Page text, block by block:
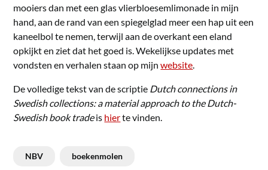
mooiers dan met een glas vlierbloesemlimonade in mijn
hand, aan de rand van een spiegelglad meer een hap uit een
kaneelbol te nemen, terwijl aan de overkant een eland
opkijkt en ziet dat het goed is. Wekelijkse updates met
vondsten en verhalen staan op mijnwebsite
De volledige tekst van de scriptie Dutch connections in
Swedish collections: a material approach to the Dutch-
Swedish book tradeis hierte vinden.
NBV boekenmolen